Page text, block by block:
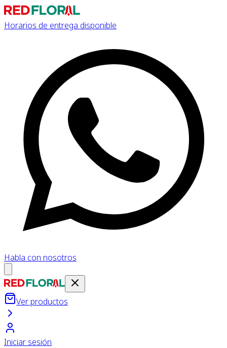
Horarios de entrega disponible
Habla con nosotros
Ver productos
Iniciar sesión